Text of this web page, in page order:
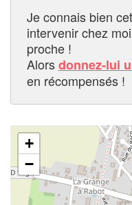
Je connais bien
intervenir chez
proche !
Alorsdonnez-lui
en récompensés !
+
−